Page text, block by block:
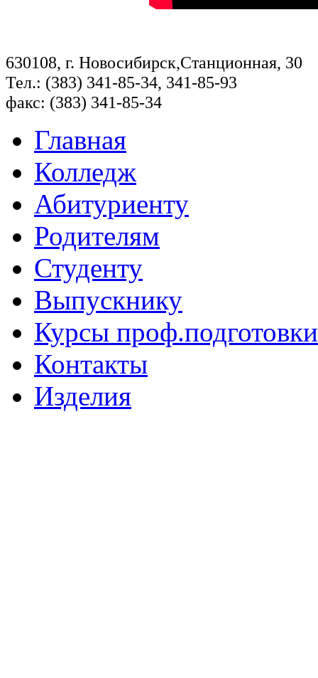
630108, г. Новосибирск,Станционная, 30
Тел.: (383) 341-85-34, 341-85-93
факс: (383) 341-85-34
Главная
Колледж
Абитуриенту
Родителям
Студенту
Выпускнику
Курсы проф.подготовки
Контакты
Изделия